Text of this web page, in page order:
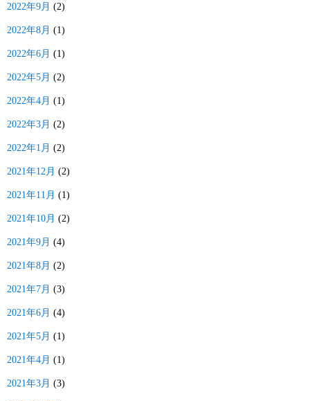
2022年9月 (2)
2022年8月 (1)
2022年6月 (1)
2022年5月 (2)
2022年4月 (1)
2022年3月 (2)
2022年1月 (2)
2021年12月 (2)
2021年11月 (1)
2021年10月 (2)
2021年9月 (4)
2021年8月 (2)
2021年7月 (3)
2021年6月 (4)
2021年5月 (1)
2021年4月 (1)
2021年3月 (3)